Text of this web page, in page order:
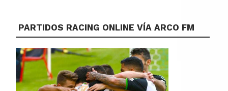
PARTIDOS RACING ONLINE VÍA ARCO FM